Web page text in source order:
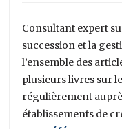
Consultant expert
succession et la
l’ensemble des
plusieurs livres sur
régulièrement
établissements de